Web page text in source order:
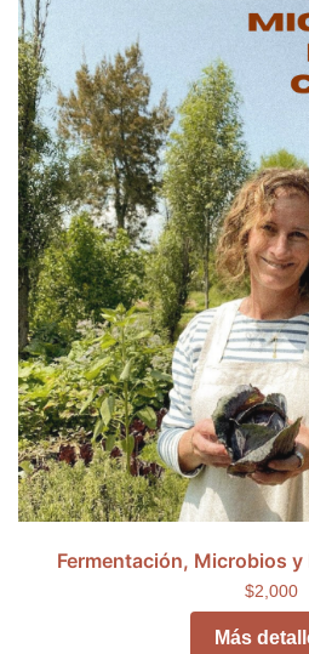
Fermentación, Microbios
$2,000
Más